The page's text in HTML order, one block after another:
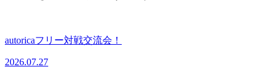
autoricaフリー対戦交流会！
2026.07.27